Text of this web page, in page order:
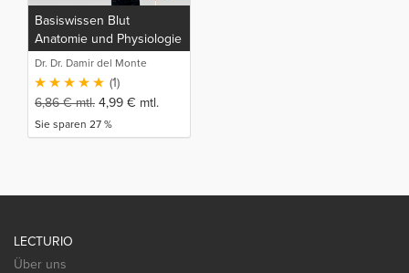
Basiswissen Blut
Anatomie und Physiologie
Dr. Dr. Damir del Monte
(1)
6,86€mtl. 4,99 € mtl.
Sie sparen 27 %
LECTURIO
Über uns